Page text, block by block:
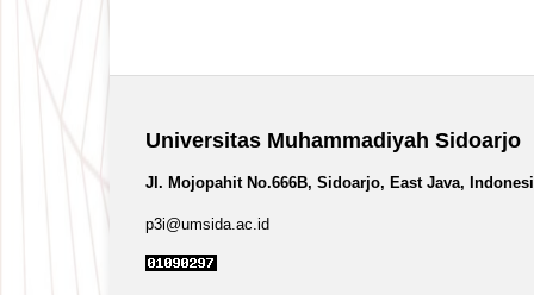
Universitas Muhammadiyah Sidoarjo
Jl. Mojopahit No.666B, Sidoarjo, East Java,
p3i@umsida.ac.id